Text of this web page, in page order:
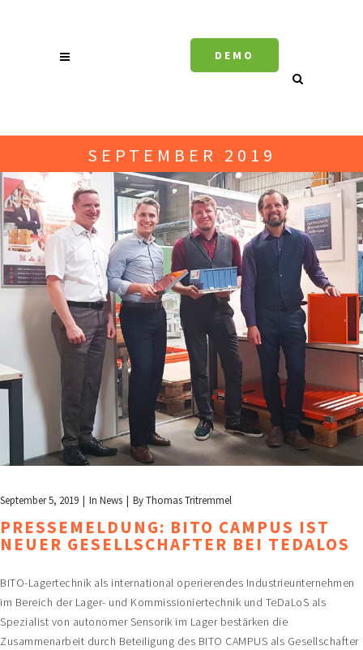
DEMO
SEPTEMBER 2019
September 5, 2019 In News ByThomas Tritremmel
PRESSEMELDUNG: BITO CAMPUS IST
NEUER GESELLSCHAFTER BEI TEDALOS
BITO-Lagertechnik als international operierendes Industrieunternehmen
im Bereich der Lager- und Kommissioniertechnik und TeDaLoS als
Spezialist von autonomer Sensorik im Lager bestärken die
Zusammenarbeit durch Beteiligung des BITO CAMPUS als Gesellschafter